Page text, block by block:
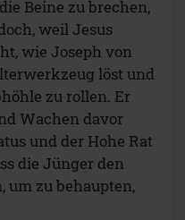
Beine zu brechen,
weil Jesus
wie Joseph von
löst und
zu rollen. Er
Wachen davor
und der Hohe Rat
die Jünger den
um zu behaupten,